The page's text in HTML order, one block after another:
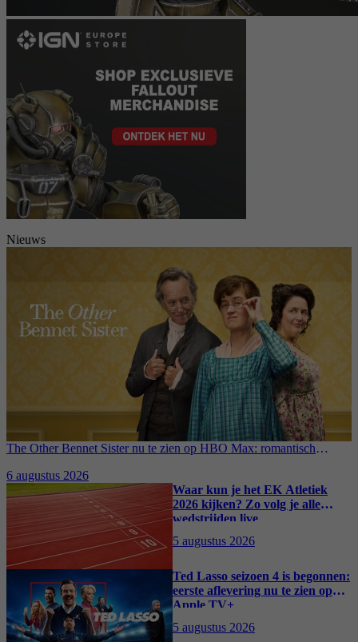
Nieuws
The Other Bennet Sister nu te zien op HBO Max: romantisch
6 augustus 2026
Waar kun je het EK Atletiek
2026 kijken? Zo volg je alle
wedstrijden live
5 augustus 2026
Ted Lasso seizoen 4 is begonnen:
eerste aflevering nu te zien op
Apple TV+
5 augustus 2026